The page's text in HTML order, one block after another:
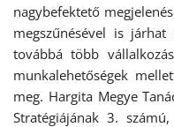
nagybefektető
megszűnésével is járhat
továbbá több
munkalehetőségek
meg. Hargita Megye
Stratégiájának 3. számú,